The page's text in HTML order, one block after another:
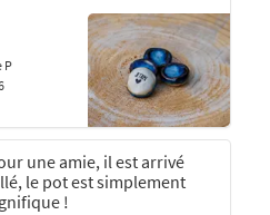
P
une amie, il est arrivé
le pot est simplement
!